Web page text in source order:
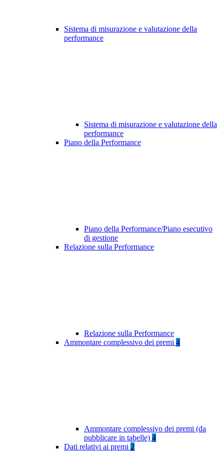
Sistema di misurazione e valutazione della
performance
Sistema di misurazione e valutazione della
performance
Piano della Performance
Piano della Performance/Piano esecutivo
di gestione
Relazione sulla Performance
Relazione sulla Performance
Ammontare complessivo dei premi 4
Ammontare complessivo dei premi (da
pubblicare in tabelle) 4
Dati relativi ai premi 2